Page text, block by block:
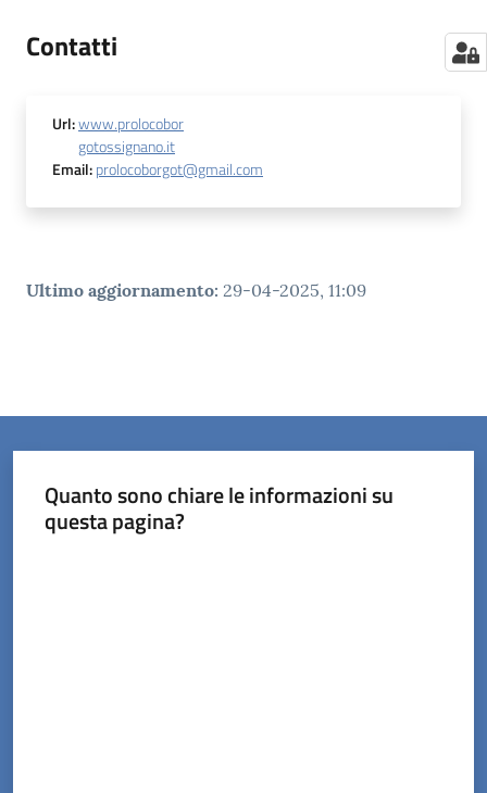
Contatti
Url:www.prolocobor
gotossignano.it
Email:prolocoborgot@gmail.com
Ultimo aggiornamento: 29-04-2025, 11:09
Quanto sono chiare le informazioni su
questa pagina?